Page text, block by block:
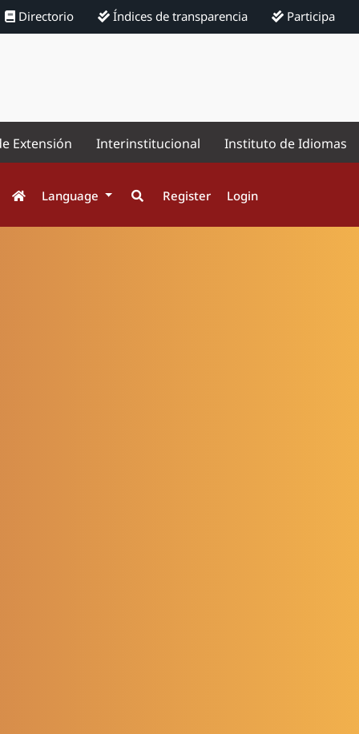
Directorio Índices de transparencia Participa
Extensión Interinstitucional Instituto de Idiomas
Language Register Login